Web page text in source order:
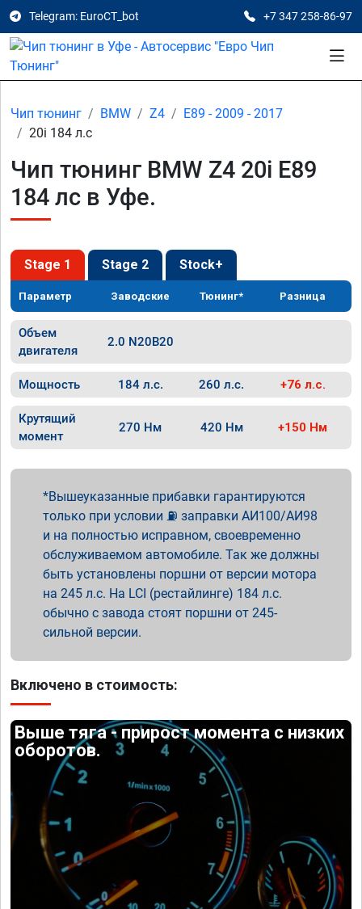
Telegram: EuroCT_bot +7 347 258-86-97
Чип тюнинг BMW Z4
E89 - 2009 - 2017
20i 184 л.с
Чип тюнинг BMW Z4 20i E89
184 лс в Уфе.
Stage 1 Stage 2 Stock+
Параметр Заводские Тюнинг* Разница
Объем
двигателя
2.0 N20B20
Мощность 184 л.с. 260 л.с. +76 л.с.
Крутящий
момент
270 Нм 420 Нм +150 Нм
Вышеуказанные прибавки гарантируются
только при условии ⛽ заправки АИ100/АИ98
и на полностью исправном, своевременно
обслуживаемом автомобиле. Так же должны
быть установлены поршни от версии мотора
на 245 л.с. На LCI (рестайлинге) 184 л.с.
обычно с завода стоят поршни от 245-
сильной версии.
Включено в стоимость:
Выше тяга - прирост момента с низких
оборотов.